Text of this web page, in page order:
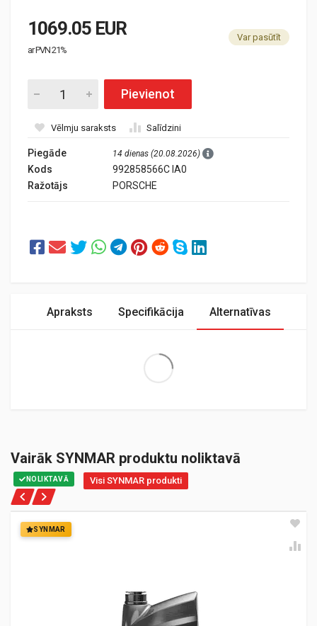
1069.05 EUR
ar PVN 21%
Var pasūtīt
Pievienot
Vēlmju saraksts Salīdzini
Piegāde 14 dienas (20.08.2026)
Kods
992858566C IA0
Ražotājs
PORSCHE
Apraksts Specifikācija Alternatīvas
Extra Large
Vairāk SYNMAR produktu noliktavā
NOLIKTAVĀ Visi SYNMAR produkti
SYNMAR